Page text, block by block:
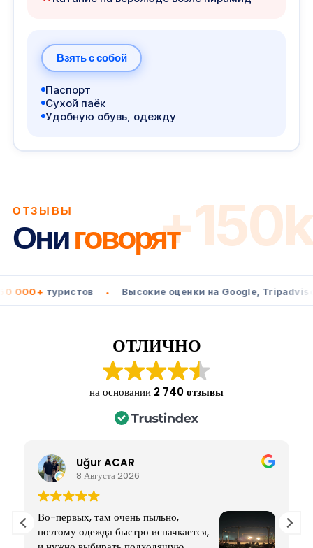
Взять с собой
Паспорт
Сухой паёк
Удобную обувь, одежду
ОТЗЫВЫ
Ониговорят+150k
туристов • Высокие оценки на Google, Tripadvisor и
ОТЛИЧНО
на основании 2 740 отзывы
Uğur ACAR
8 Августа 2026
Во-первых, там очень пыльно,
поэтому одежда быстро испачкается,